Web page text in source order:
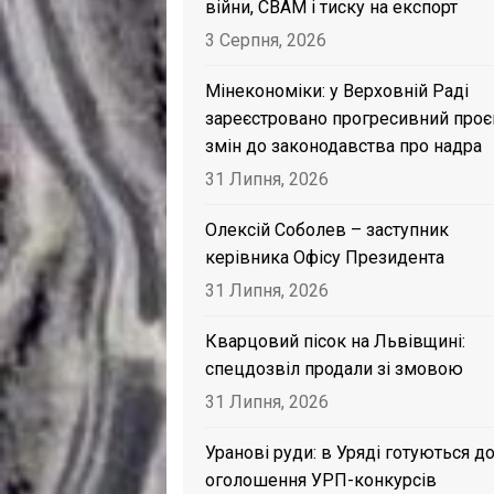
війни, CBAM і тиску на експорт
3 Серпня, 2026
Мінекономіки: у Верховній Раді
зареєстровано прогресивний
змін до законодавства про надра
31 Липня, 2026
Олексій Соболев – заступник
керівника Офісу Президента
31 Липня, 2026
Кварцовий пісок на Львівщині:
спецдозвіл продали зі змовою
31 Липня, 2026
Уранові руди: в Уряді готуються до
оголошення УРП-конкурсів